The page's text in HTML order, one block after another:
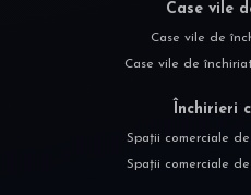
Case vile
Case vile de
Case vile de
Închirieri
Spații comerciale
Spații comerciale